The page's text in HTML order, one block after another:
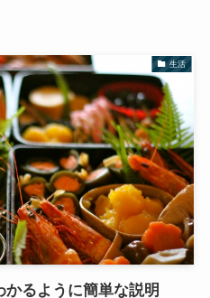
生活
るように簡単な説明